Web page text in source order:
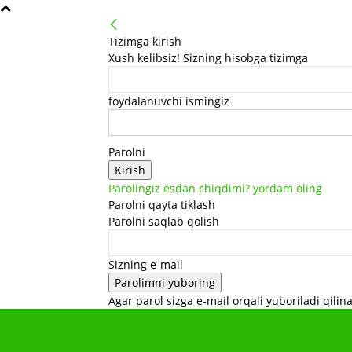
Tizimga kirish
Xush kelibsiz! Sizning hisobga tizimga
foydalanuvchi ismingiz
Parolni
Parolingiz esdan chiqdimi? yordam oling
Parolni qayta tiklash
Parolni saqlab qolish
Sizning e-mail
Agar parol sizga e-mail orqali yuboriladi